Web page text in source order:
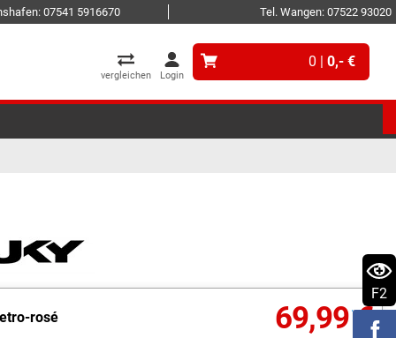
07541 5916670 Tel. Wangen: 07522 93020
vergleichen Login
0 | 0,- €
69,99 €
rosé
F2